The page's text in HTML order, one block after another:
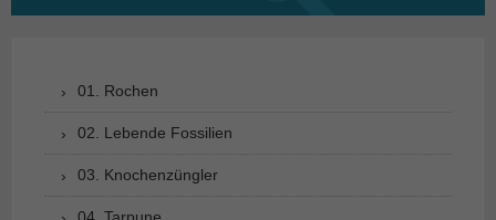
01. Rochen
02. Lebende Fossilien
03. Knochenzüngler